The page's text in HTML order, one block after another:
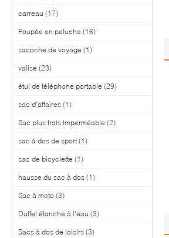
carreau (17)
Poupée en peluche (16)
sacoche de voyage (1)
valise (23)
étui de téléphone portable (29)
sac d'affaires (1)
Sac plus frais imperméable (2)
sac à dos de sport (1)
sac de bicyclette (1)
hausse du sac à dos (1)
Sac à moto (3)
Duffel étanche à l'eau (3)
Sacs à dos de loisirs (3)